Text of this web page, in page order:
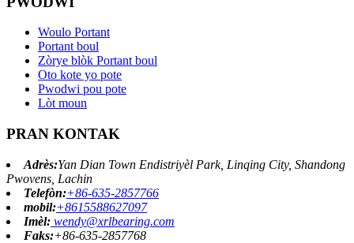
Woulo Portant
Portant boul
Zòrye blòk Portant boul
Oto kote yo pote
Pwodwi pou pote
Lòt moun
PRAN KONTAK
Adrès:Yan Dian Town Endistriyèl Park, Linqing City, Shandong
Pwovens, Lachin
Telefòn:+86-635-2857766
mobil:+8615588627097
Imèl: wendy@xrlbearing.com
Faks:+86-635-2857768